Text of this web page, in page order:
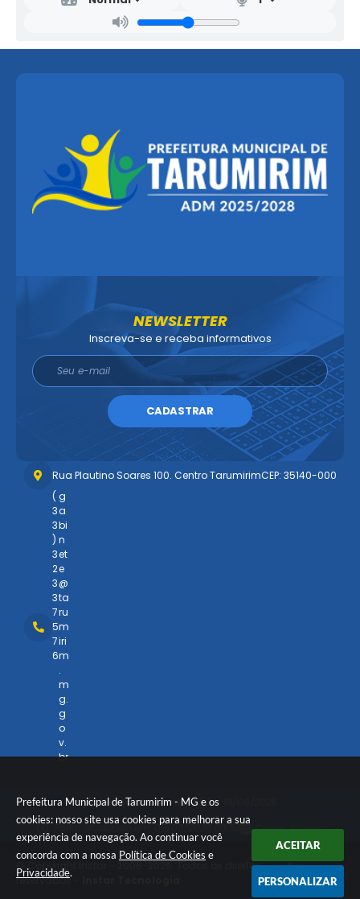
Prefeitura Municipal de Tarumirim - MG e os
cookies: nosso site usa cookies para melhorar a sua
experiência de navegação. Ao continuar você
concorda com a nossa Política de Cookies e
Privacidade.
ACEITAR
PERSONALIZAR
Rua Plautino Soares 100. Centro TarumirimCEP: 35140-000
(
3
3
)
3
2
3
3
7
5
7
6
g
a
bi
n
et
e
@
ta
ru
m
iri
m
.
m
g.
g
o
v.
br
NEWSLETTER
Inscreva-se e receba informativos
CADASTRAR
Versão do Sistema:3.5.3 - 19/06/2026
Portal atualizado em:05/08/2026 09:53 Dados Abertos
© Copyright Instar - 2006-2026. Todos os direitos
reservados -